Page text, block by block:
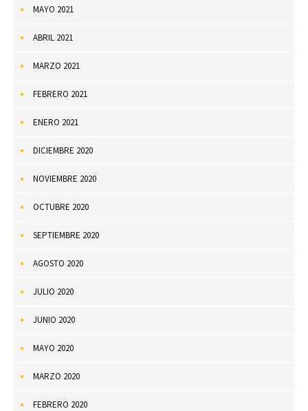
MAYO 2021
ABRIL 2021
MARZO 2021
FEBRERO 2021
ENERO 2021
DICIEMBRE 2020
NOVIEMBRE 2020
OCTUBRE 2020
SEPTIEMBRE 2020
AGOSTO 2020
JULIO 2020
JUNIO 2020
MAYO 2020
MARZO 2020
FEBRERO 2020